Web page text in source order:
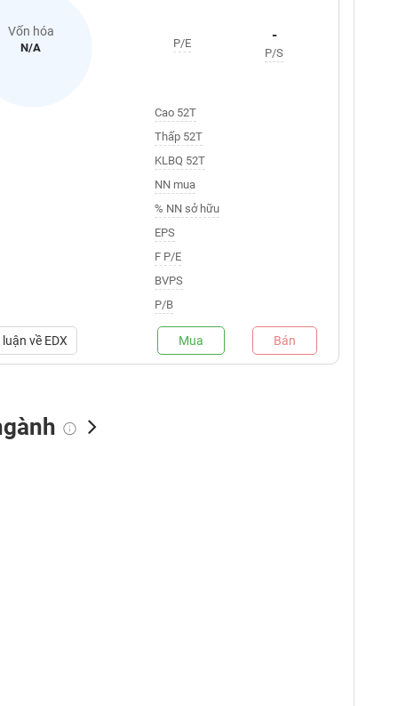
Vốn hóa
N/A P/E -
P/S
Cao 52T
Thấp 52T
KLBQ 52T
NN mua
% NN sở hữu
EPS
F P/E
BVPS
P/B
về EDX Mua Bán